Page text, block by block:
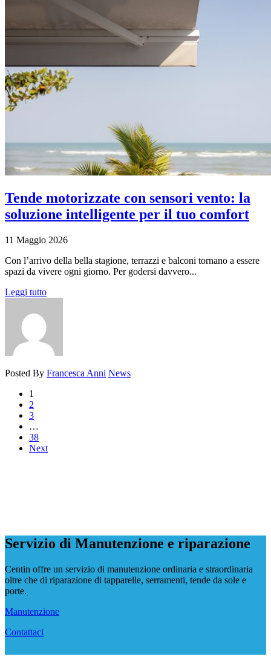
Tende motorizzate con sensori vento: la
soluzione intelligente per il tuo comfort
11 Maggio 2026
Con l’arrivo della bella stagione, terrazzi e balconi tornano a essere
spazi da vivere ogni giorno. Per godersi davvero...
Leggi tutto
Posted By Francesca Anni News
1
2
3
…
38
Next
Servizio di Manutenzione e riparazione
Centin offre un servizio di manutenzione ordinaria e straordinaria
oltre che di riparazione di tapparelle, serramenti, tende da sole e
porte.
Manutenzione
Contattaci